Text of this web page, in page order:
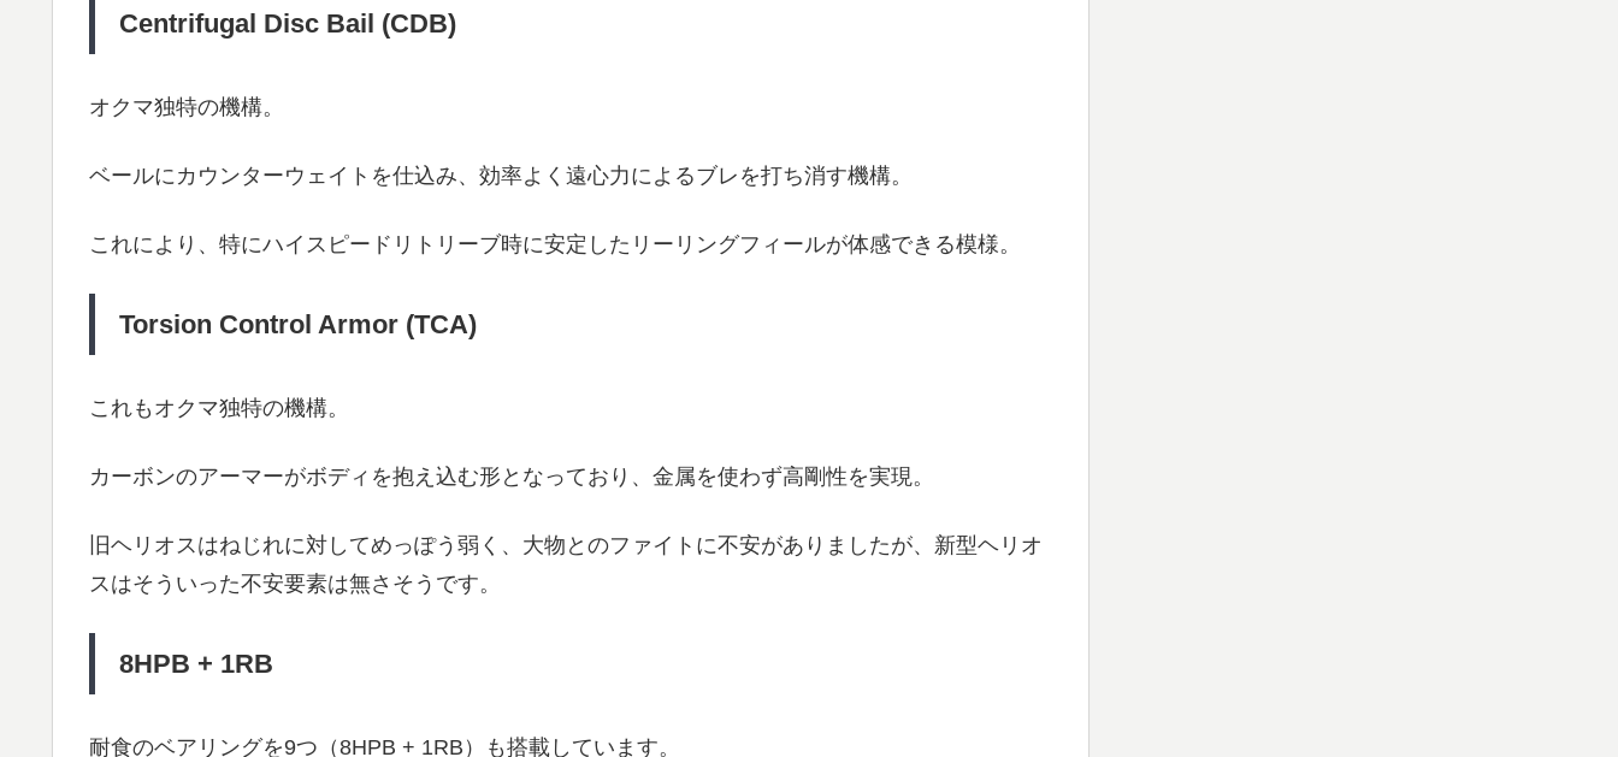
Centrifugal Disc Bail (CDB)
オクマ独特の機構。
ベールにカウンターウェイトを仕込み、効率よく遠心力によるブレを打ち消す機構。
これにより、特にハイスピードリトリーブ時に安定したリーリングフィールが体感できる模様。
Torsion Control Armor (TCA)
これもオクマ独特の機構。
カーボンのアーマーがボディを抱え込む形となっており、金属を使わず高剛性を実現。
旧ヘリオスはねじれに対してめっぽう弱く、大物とのファイトに不安がありましたが、新型ヘリオ
スはそういった不安要素は無さそうです。
8HPB + 1RB
耐食のベアリングを9つ（8HPB + 1RB）も搭載しています。